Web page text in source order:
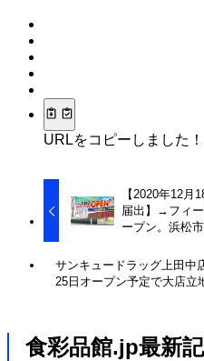
URLをコピーしました！
【2020年12
届出】→フィ
ープン。浜松
サンキュードラッグ上田中
25日オープン予定で大店立
食彩品館.jp最新